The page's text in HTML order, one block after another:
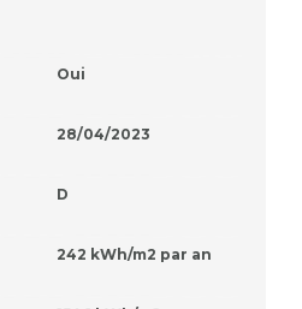
Oui
28/04/2023
D
242 kWh/m2 par an